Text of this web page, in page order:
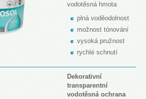
vodotěsná hmota
plná voděodolnost
možnost tónování
vysoká pružnost
rychlé schnutí
Dekorativní
transparentní
vodotěsná ochrana